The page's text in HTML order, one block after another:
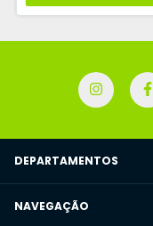
DEPARTAMENTOS
NAVEGAÇÃO